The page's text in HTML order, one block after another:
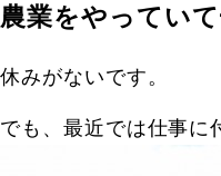
農業をやってい
休みがないです。
でも、最近では仕事に